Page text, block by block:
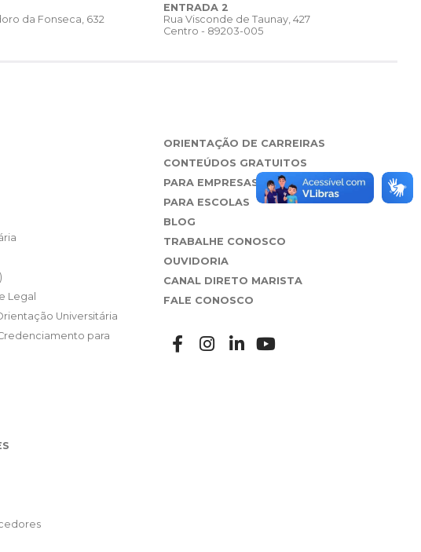
da Fonseca, 632
ENTRADA 2
Rua Visconde de Taunay, 427
Centro - 89203-005
Legal
Universitária
para
ORIENTAÇÃO DE CARREIRAS
CONTEÚDOS GRATUITOS
PARA EMPRESAS
PARA ESCOLAS
BLOG
TRABALHE CONOSCO
OUVIDORIA
CANAL DIRETO MARISTA
FALE CONOSCO